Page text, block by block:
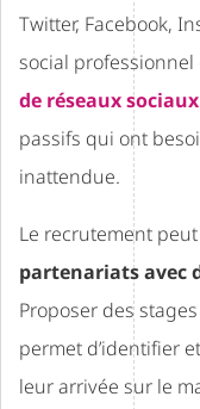
Twitter, Facebook,
social
de réseaux sociaux
passifs qui ont
inattendue.
Le recrutement
partenariats avec
Proposer des
permet d’identifier
leur arrivée sur le